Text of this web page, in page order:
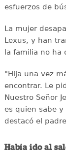
esfuerzos de
La mujer
Lexus, y han
la familia no ha
"Hija una vez
encontrar. Le
Nuestro Señor
es quien sabe
destacó el
Había ido al